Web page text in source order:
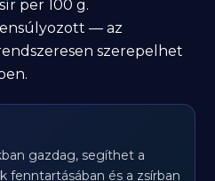
per 100 g.
— az
szerepelhet
gazdag, segíthet a
fenntartásában és a zsírban